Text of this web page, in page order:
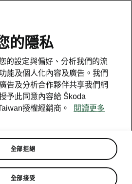
的隱私
的設定與偏好、分析我們的流
能及個人化內容及廣告。我們
告及分析合作夥伴共享我們網
予此同意內容給 Škoda
授權經銷商。
閱讀更多
全部拒絕
全部接受